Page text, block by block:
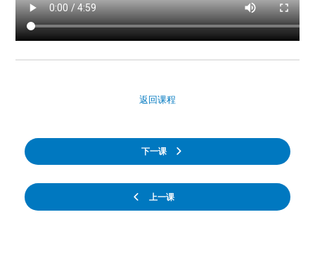
上一课
返回课程
下一课